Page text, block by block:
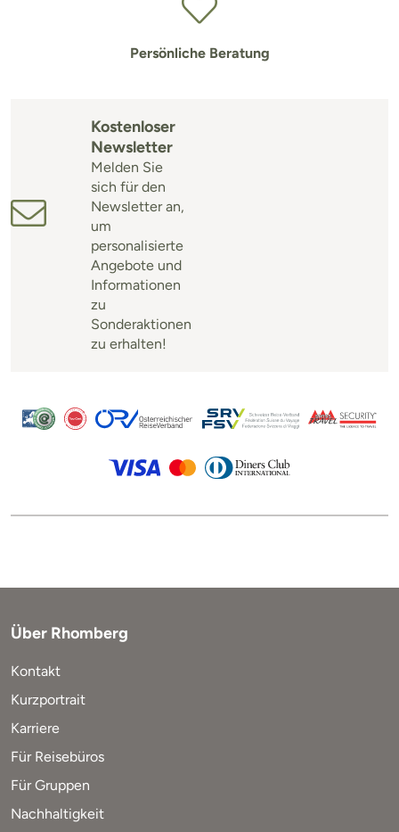
Persönliche Beratung
Kostenloser
Newsletter
Melden Sie
sich für den
Newsletter an,
um
personalisierte
Angebote und
Informationen
zu
Sonderaktionen
zu erhalten!
Über Rhomberg
Kontakt
Kurzportrait
Karriere
Für Reisebüros
Für Gruppen
Nachhaltigkeit